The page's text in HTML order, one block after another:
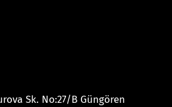
Sk. No:27/B Güngören